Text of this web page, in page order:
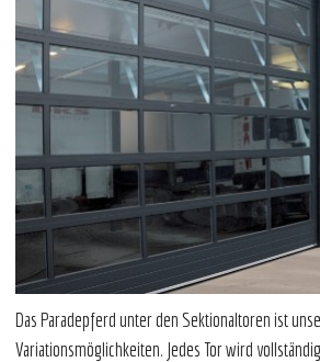
Das Paradepferd unter den Sektionaltoren ist
Variationsmöglichkeiten. Jedes Tor wird